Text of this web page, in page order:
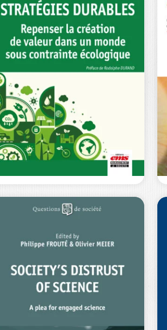
MARKÉTHIQUE
EMMANUELLE LE NAGARD
Et si le marketing, loin d’être une
fonction décriée, soupçonnée de
manipuler les…
20,00
STRATÉGIES